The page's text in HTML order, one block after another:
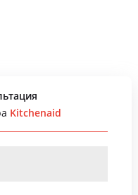
Kitchenaid